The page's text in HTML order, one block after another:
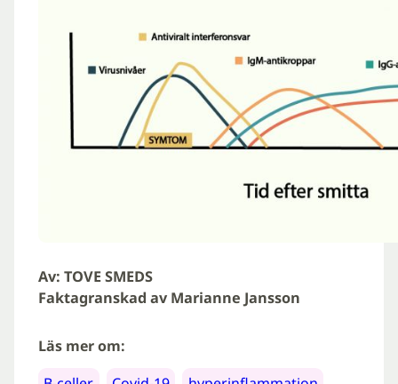
Av: TOVE SMEDS
Faktagranskad av Marianne Jansson
Läs mer om: